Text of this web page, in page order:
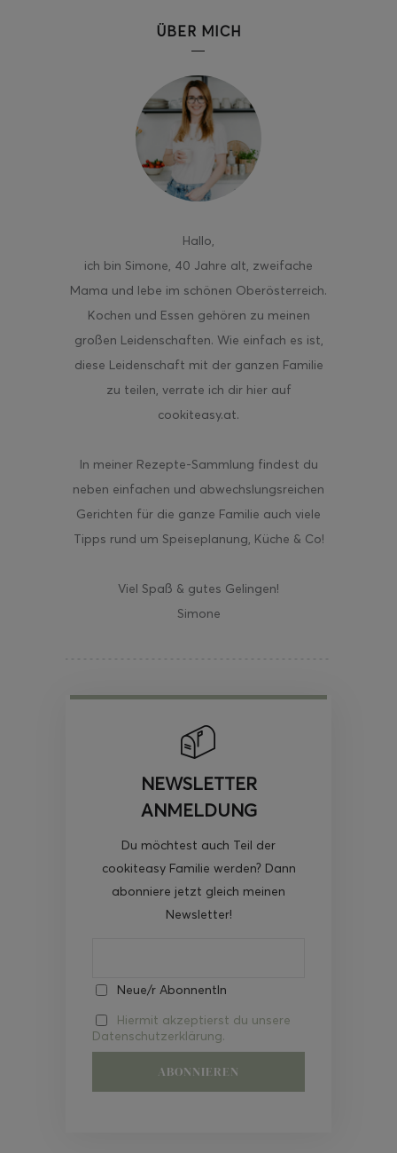
ÜBER MICH
Hallo,
ich bin Simone, 40 Jahre alt, zweifache
Mama und lebe im schönen Oberösterreich.
Kochen und Essen gehören zu meinen
großen Leidenschaften. Wie einfach es ist,
diese Leidenschaft mit der ganzen Familie
zu teilen, verrate ich dir hier auf
cookiteasy.at.
In meiner Rezepte-Sammlung findest du
neben einfachen und abwechslungsreichen
Gerichten für die ganze Familie auch viele
Tipps rund um Speiseplanung, Küche & Co!
Viel Spaß & gutes Gelingen!
Simone
NEWSLETTER
ANMELDUNG
Du möchtest auch Teil der
cookiteasy Familie werden? Dann
abonniere jetzt gleich meinen
Newsletter!
Neue/r AbonnentIn
Hiermit akzeptierst du unsere
Datenschutzerklärung.